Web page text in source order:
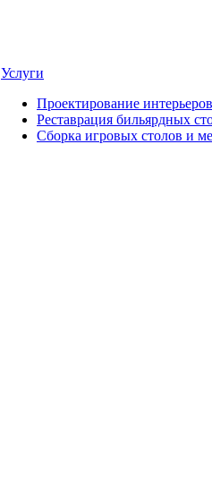
Услуги
Проектирование
Реставрация бильярдных
Сборка игровых столов и